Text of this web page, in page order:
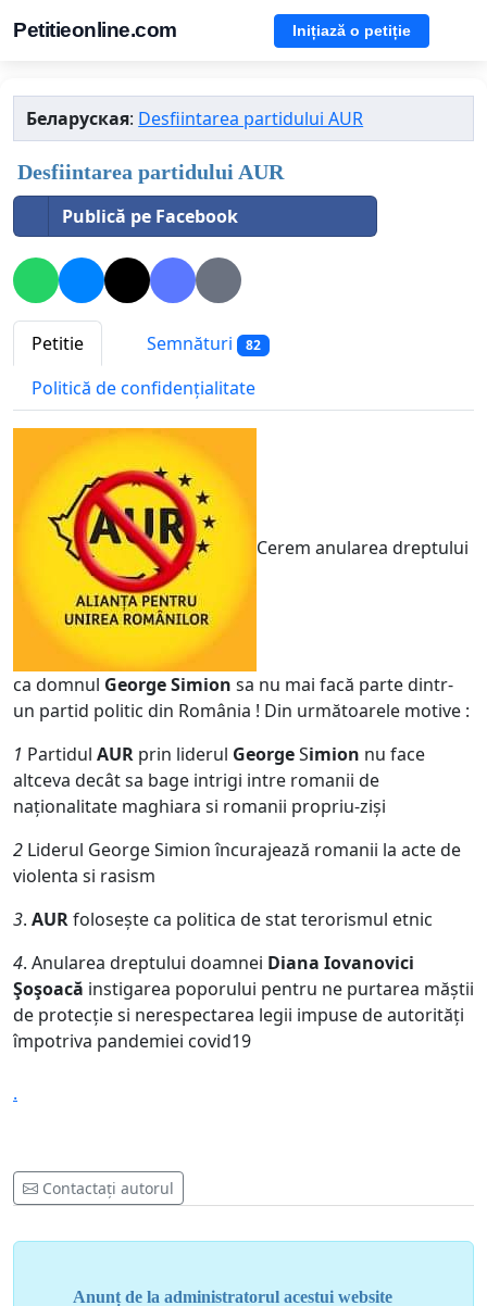
Petitieonline.com Inițiază o petiție
Беларуская: Desfiintarea partidului AUR
Desfiintarea partidului AUR
Publică pe Facebook
Petitie Semnături 82
Politică de confidențialitate
Cerem anularea dreptului
ca domnul George Simion sa nu mai facă parte dintr-
un partid politic din România ! Din următoarele motive :
1 Partidul AUR prin liderul GeorgeSimion nu face
altceva decât sa bage intrigi intre romanii de
naționalitate maghiara si romanii propriu-ziși
2 Liderul George Simion încurajează romanii la acte de
violenta si rasism
3. AURfolosește ca politica de stat terorismul etnic
4. Anularea dreptului doamnei Diana Iovanovici
Şoşoacă instigarea poporului pentru ne purtarea măștii
de protecție si nerespectarea legii impuse de autorități
împotriva pandemiei covid19
.
Contactați autorul
Anunț de la administratorul acestui website